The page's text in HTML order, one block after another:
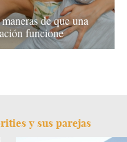
de que una
funcione
y sus parejas